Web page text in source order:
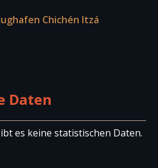
Chichén Itzá
Daten
es keine statistischen Daten.